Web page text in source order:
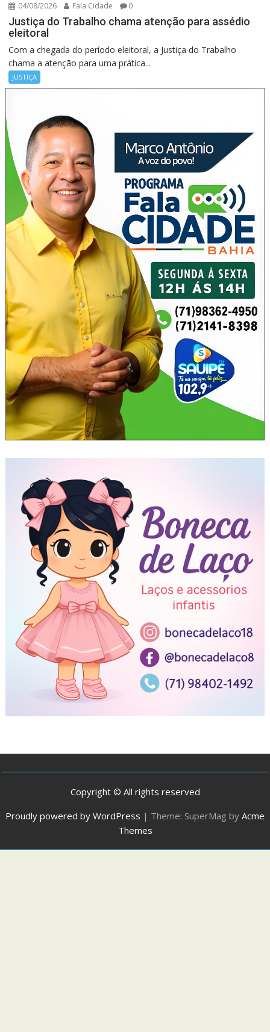
04/08/2026 Fala Cidade 0
Justiça do Trabalho chama atenção para assédio
eleitoral
Com a chegada do período eleitoral, a Justiça do Trabalho
chama a atenção para uma prática...
JUSTIÇA
Copyright © All rights reserved
Proudly powered by WordPress | Theme: SuperMag by Acme
Themes